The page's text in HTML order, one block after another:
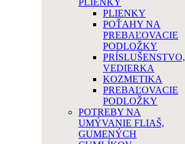
PLIENKY
PLIENKY
POŤAHY NA
PREBAĽOVACIE
PODLOŽKY
PRÍSLUŠENSTVO,
VEDIERKA
KOZMETIKA
PREBAĽOVACIE
PODLOŽKY
POTREBY NA
UMÝVANIE FLIAŠ,
GUMENÝCH